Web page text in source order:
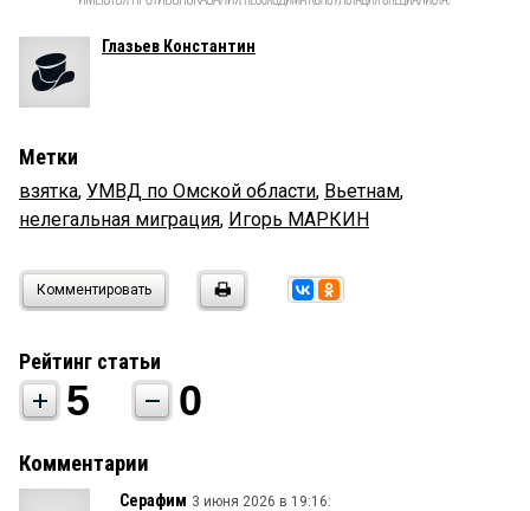
Глазьев Константин
Метки
взятка, УМВД по Омской области, Вьетнам,
нелегальная миграция, Игорь МАРКИН
Комментировать
Рейтинг статьи
5 0
Комментарии
Серафим 3 июня 2026 в 19:16: